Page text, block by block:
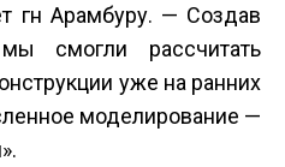
г­н Арамбуру. — Создав
смогли рассчитать
уже на ранних
моделирование —